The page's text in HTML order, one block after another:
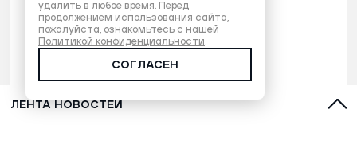
ЛЕНТА НОВОСТЕЙ
удалить в любое время. Перед
продолжением использования сайта,
пожалуйста, ознакомьтесь с нашей
Политикой конфиденциальности.
СОГЛАСЕН